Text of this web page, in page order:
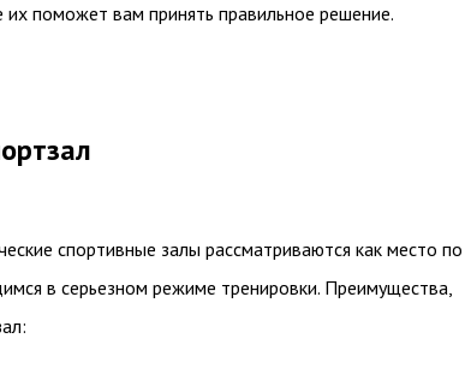
поможет вам принять правильное решение.
спортивные залы рассматриваются как место по
в серьезном режиме тренировки. Преимущества,